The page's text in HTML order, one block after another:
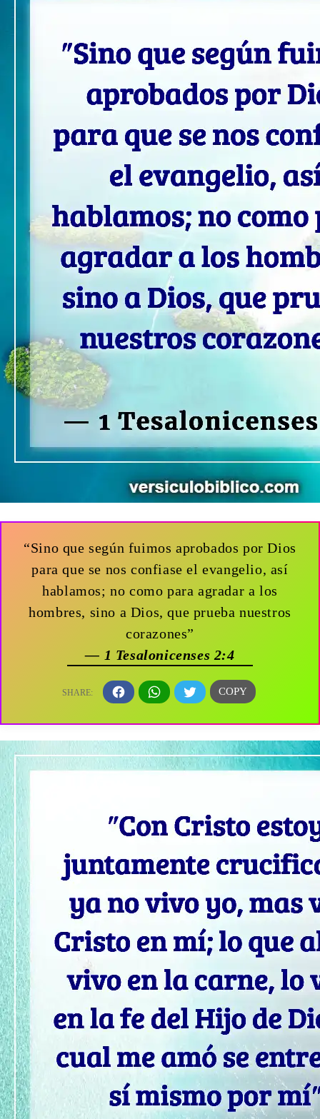
“Sino que según fuimos aprobados por Dios
para que se nos confiase el evangelio, así
hablamos; no como para agradar a los
hombres, sino a Dios, que prueba nuestros
corazones”
— 1 Tesalonicenses 2:4